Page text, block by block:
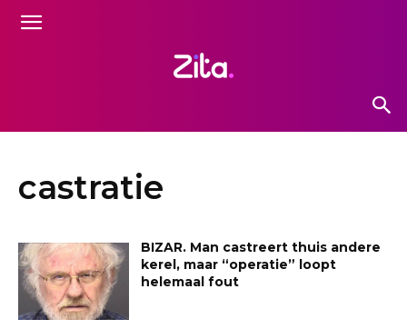
castratie
BIZAR. Man castreert thuis andere
kerel, maar “operatie” loopt
helemaal fout